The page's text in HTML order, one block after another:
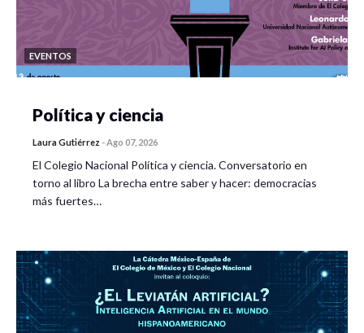
EVENTOS
Política y ciencia
Laura Gutiérrez -Ago 07, 2026
El Colegio Nacional Política y ciencia. Conversatorio en
torno al libro La brecha entre saber y hacer: democracias
más fuertes…